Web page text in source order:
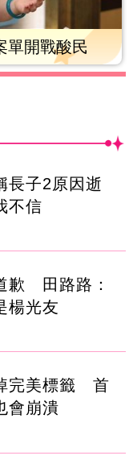
開戰酸民
長子2原因逝
不信
歉 田路路：
楊光友
完美標籤 首
會崩潰